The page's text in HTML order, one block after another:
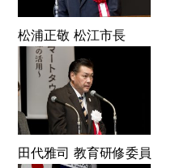
松浦正敬 松江市長
田代雅司 教育研修委員